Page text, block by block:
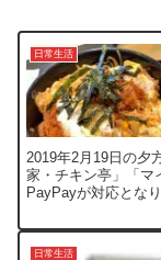
日常生活
2019年2月19日の夕
家・チキン亭」「マ
PayPayが対応とな
日常生活